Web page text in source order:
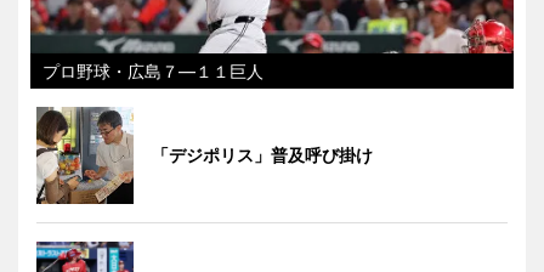
プロ野球・広島７―１１巨人
「デジポリス」普及呼び掛け